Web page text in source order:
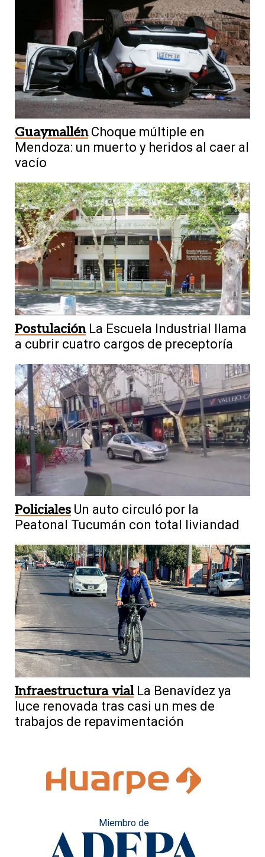
Guaymallén Choque múltiple en
Mendoza: un muerto y heridos al caer al
vacío
Postulación La Escuela Industrial llama
a cubrir cuatro cargos de preceptoría
Policiales Un auto circuló por la
Peatonal Tucumán con total liviandad
Infraestructura vial La Benavídez ya
luce renovada tras casi un mes de
trabajos de repavimentación
Miembro de